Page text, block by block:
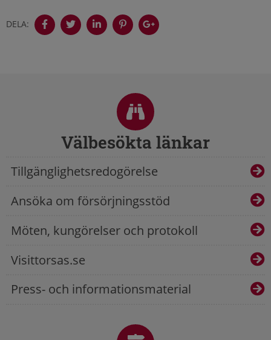
DELA:
Välbesökta länkar
Tillgänglighetsredogörelse
Ansöka om försörjningsstöd
Möten, kungörelser och protokoll
Visittorsas.se
Press- och informationsmaterial